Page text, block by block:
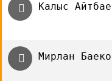
Калыс
Мирлан